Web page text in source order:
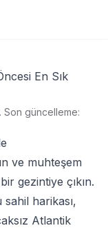
En Sık
. Son güncelleme:
ve muhteşem
gezintiye çıkın.
sahil harikası,
Atlantik